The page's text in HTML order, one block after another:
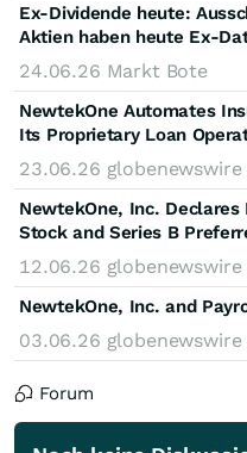
Ex-Dividende heute:
Aktien haben heute Ex-
24.06.26 Markt Bote
NewtekOne Automates
Its Proprietary Loan
23.06.26 globenewswire
NewtekOne, Inc. Declares
Stock and Series B
12.06.26 globenewswire
NewtekOne, Inc. and
03.06.26 globenewswire
Forum